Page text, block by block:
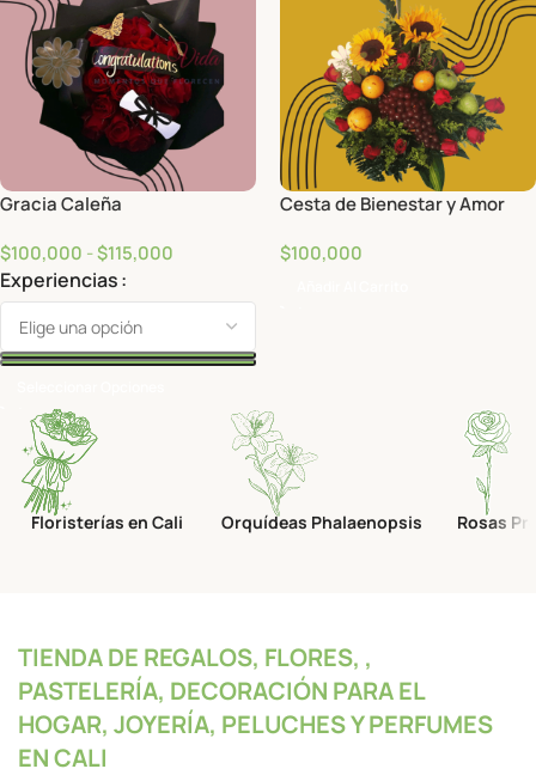
Gracia Caleña
$100,000 -$115,000
Experiencias
Cesta de Bienestar y Amor
$100,000
Floristerías en Cali Orquídeas Phalaenopsis Rosas
TIENDA DE REGALOS, FLORES, ,
PASTELERÍA, DECORACIÓN PARA EL
HOGAR, JOYERÍA, PELUCHES Y PERFUMES
EN CALI